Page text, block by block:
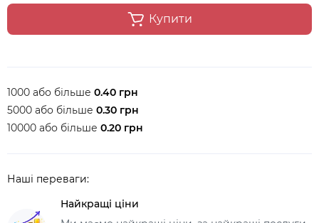
Купити
1000 або більше 0.40 грн
5000 або більше 0.30 грн
10000 або більше 0.20 грн
Наші переваги:
Найкращі ціни